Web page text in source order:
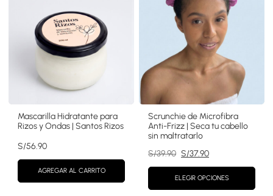
Mascarilla Hidratante para
Rizos y Ondas | Santos Rizos
S/56.90
AGREGAR AL CARRITO
Scrunchie de Microfibra
Anti-Frizz | Seca tu cabello
sin maltratarlo
S/39.90 El
precio
original
era:
S/37.90El
precio
actual
es:
ELEGIR OPCIONES